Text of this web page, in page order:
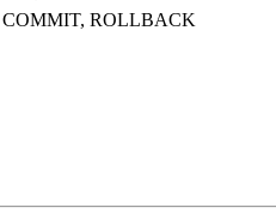
COMMIT, ROLLBACK